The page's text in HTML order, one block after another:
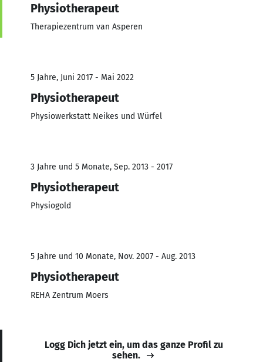
Physiotherapeut
Therapiezentrum van Asperen
5 Jahre, Juni 2017 - Mai 2022
Physiotherapeut
Physiowerkstatt Neikes und Würfel
3 Jahre und 5 Monate, Sep. 2013 - 2017
Physiotherapeut
Physiogold
5 Jahre und 10 Monate, Nov. 2007 - Aug. 2013
Physiotherapeut
REHA Zentrum Moers
Logg Dich jetzt ein, um das ganze Profil zu
sehen.